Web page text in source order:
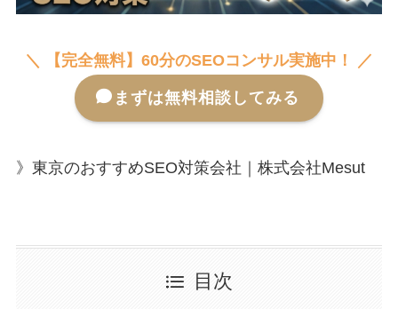
＼ 【完全無料】60分のSEOコンサル実施中！ ／
まずは無料相談してみる
》東京のおすすめSEO対策会社｜株式会社Mesut
目次